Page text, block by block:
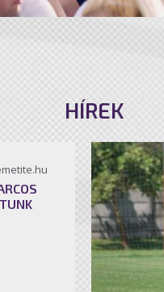
HÍREK